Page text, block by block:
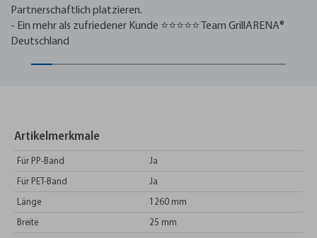
Partnerschaftlich platzieren.
- Ein mehr als zufriedener Kunde ⭐⭐⭐⭐⭐ Team GrillARENA®
Deutschland
Artikelmerkmale
Für PP-Band Ja
Für PET-Band Ja
Länge 1260 mm
Breite 25 mm